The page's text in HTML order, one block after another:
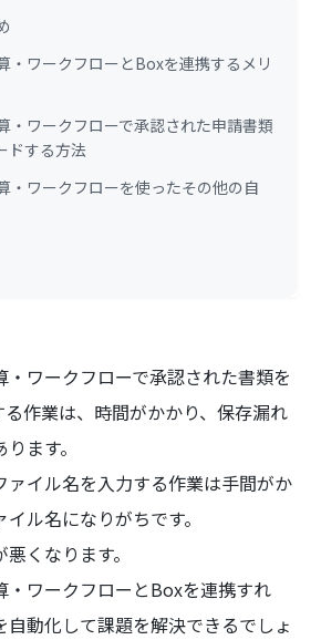
・ワークフローとBoxを連携するメリ
・ワークフローで承認された申請書類
ドする方法
・ワークフローを使ったその他の自
・ワークフローで承認された書類を
作業は、時間がかかり、保存漏れ
ます。
ァイル名を入力する作業は手間がか
ル名になりがちです。
くなります。
・ワークフローとBoxを連携すれ
自動化して課題を解決できるでしょ